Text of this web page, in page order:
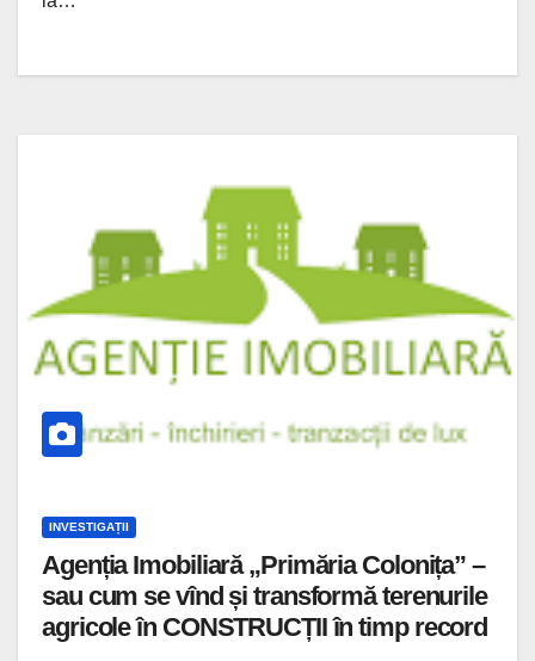
INVESTIGAȚII
Agenția Imobiliară „Primăria Colonița” –
sau cum se vînd și transformă terenurile
agricole în CONSTRUCȚII în timp record